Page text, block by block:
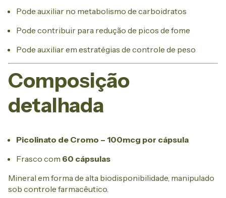
Pode auxiliar no metabolismo de carboidratos
Pode contribuir para redução de picos de fome
Pode auxiliar em estratégias de controle de peso
Composição
detalhada
Picolinato de Cromo – 100mcg por cápsula
Frasco com 60 cápsulas
Mineral em forma de alta biodisponibilidade, manipulado
sob controle farmacêutico.